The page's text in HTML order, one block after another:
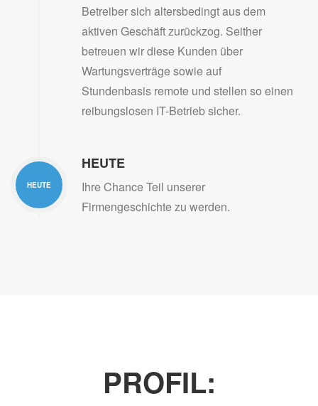
Betreiber sich altersbedingt aus dem
aktiven Geschäft zurückzog. Seither
betreuen wir diese Kunden über
Wartungsverträge sowie auf
Stundenbasis remote und stellen so einen
reibungslosen IT-Betrieb sicher.
HEUTE
HEUTE
Ihre Chance Teil unserer
Firmengeschichte zu werden.
PROFIL: